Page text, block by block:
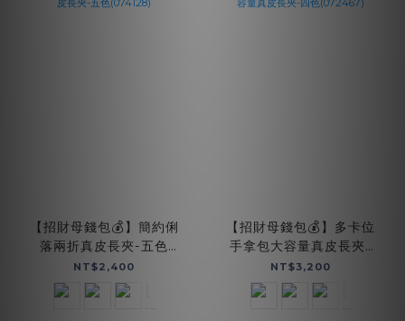
【招財母錢包💰】簡約俐
落兩折真皮長夾-五色
(074128)
NT$2,400
【招財母錢包💰】多卡位
手拿包大容量真皮長夾-
四色(072467)
NT$3,200